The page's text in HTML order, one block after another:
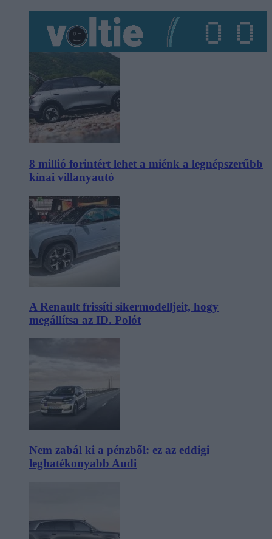
8 millió forintért lehet a miénk a legnépszerűbb
kínai villanyautó
A Renault frissíti sikermodelljeit, hogy
megállítsa az ID. Polót
Nem zabál ki a pénzből: ez az eddigi
leghatékonyabb Audi